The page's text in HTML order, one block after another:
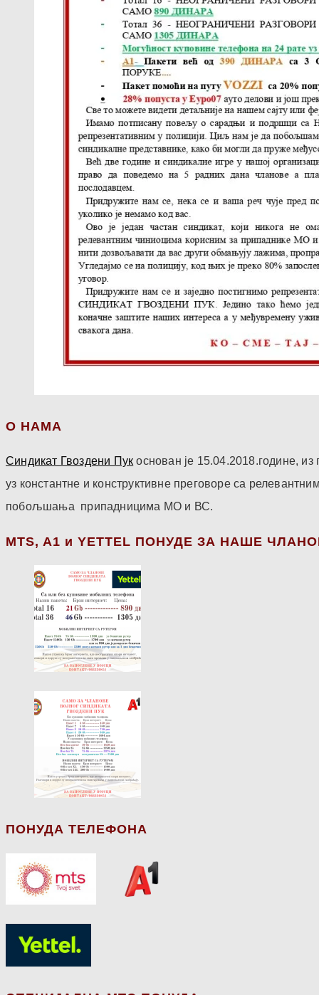
О НАМА
Синдикат Гвоздени Пук основан је 15.04.2018.године,
уз константне и конструктивне преговоре са
побољшања припадницима МО и ВС.
МТS, A1 и YETTEL ПОНУДЕ ЗА НАШЕ
ПОНУДА ТЕЛЕФОНА